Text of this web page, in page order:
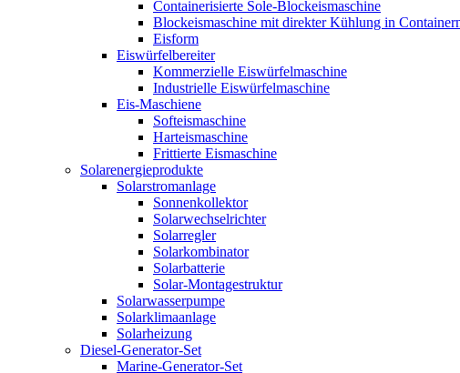
Containerisierte Sole-Blockeismaschine
Blockeismaschine mit direkter Kühlung in
Eisform
Eiswürfelbereiter
Kommerzielle Eiswürfelmaschine
Industrielle Eiswürfelmaschine
Eis-Maschiene
Softeismaschine
Harteismaschine
Frittierte Eismaschine
Solarenergieprodukte
Solarstromanlage
Sonnenkollektor
Solarwechselrichter
Solarregler
Solarkombinator
Solarbatterie
Solar-Montagestruktur
Solarwasserpumpe
Solarklimaanlage
Solarheizung
Diesel-Generator-Set
Marine-Generator-Set